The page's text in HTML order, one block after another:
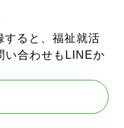
すると、福祉就活
い合わせもLINEか